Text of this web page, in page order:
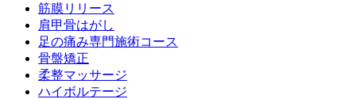
筋膜リリース
肩甲骨はがし
足の痛み専門施術コース
骨盤矯正
柔整マッサージ
ハイボルテージ